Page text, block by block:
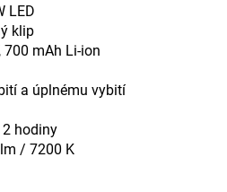
LED
klip
700 mAh Li-ion
a úplnému vybití
2 hodiny
/ 7200 K